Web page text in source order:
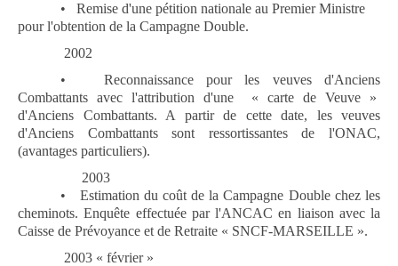
•
Remise d'une pétition nationale au Premier Ministre
pour l'obtention de la Campagne Double.
2002
•
Reconnaissance pour les veuves d'Anciens
Combattants avec l'attribution d'une
« carte de Veuve »
d'Anciens Combattants. A partir de cette date, les veuves
d'Anciens Combattants sont ressortissantes de l'ONAC,
(avantages particuliers).
2003
•
Estimation du coût de la Campagne Double chez les
cheminots. Enquête effectuée par l'ANCAC en liaison avec la
Caisse de Prévoyance et de Retraite « SNCF-MARSEILLE ».
2003 « février »